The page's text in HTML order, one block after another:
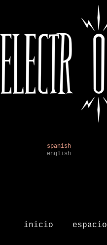
spanish
english
inicio espacio